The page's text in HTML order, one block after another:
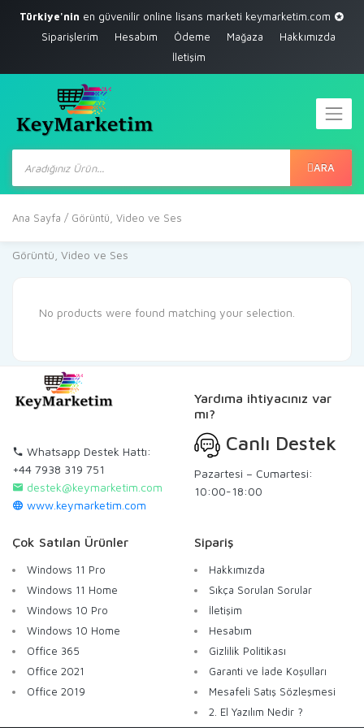
Türkiye'nin en güvenilir online lisans marketi keymarketim.com
Siparişlerim
Hesabım Ödeme Mağaza
Hakkımızda
İletişim
Products
search ARA
Ana Sayfa / Görüntü, Video ve Ses
Görüntü, Video ve Ses
No products were found matching your selection.
Whatsapp Destek Hattı:
+44 7938 319 751
destek@keymarketim.com
www.keymarketim.com
Yardıma ihtiyacınız var
mı?
Canlı Destek
Pazartesi – Cumartesi:
10:00-18:00
Çok Satılan Ürünler
Windows 11 Pro
Windows 11 Home
Windows 10 Pro
Windows 10 Home
Office 365
Office 2021
Office 2019
Sipariş
Hakkımızda
Sıkça Sorulan Sorular
İletişim
Hesabım
Gizlilik Politikası
Garanti ve İade Koşulları
Mesafeli Satış Sözleşmesi
2. El Yazılım Nedir ?